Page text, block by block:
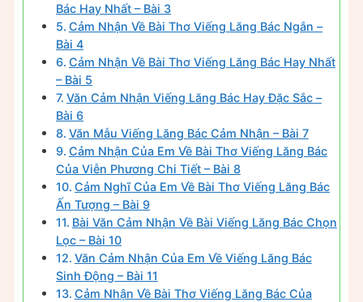
Bác Hay Nhất – Bài 3
Cảm Nhận Về Bài Thơ Viếng Lăng Bác Ngắn –
Bài 4
Cảm Nhận Về Bài Thơ Viếng Lăng Bác Hay Nhất
– Bài 5
Văn Cảm Nhận Viếng Lăng Bác Hay Đặc Sắc –
Bài 6
Văn Mẫu Viếng Lăng Bác Cảm Nhận – Bài 7
Cảm Nhận Của Em Về Bài Thơ Viếng Lăng Bác
Của Viễn Phương Chi Tiết – Bài 8
Cảm Nghĩ Của Em Về Bài Thơ Viếng Lăng Bác
Ấn Tượng – Bài 9
Bài Văn Cảm Nhận Về Bài Viếng Lăng Bác Chọn
Lọc – Bài 10
Văn Cảm Nhận Của Em Về Viếng Lăng Bác
Sinh Động – Bài 11
Cảm Nhận Về Bài Thơ Viếng Lăng Bác Của